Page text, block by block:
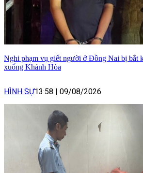
Nghi phạm vụ giết người ở Đồng Nai bị bắt
xuống Khánh Hòa
HÌNH SỰ13:58 09/08/2026